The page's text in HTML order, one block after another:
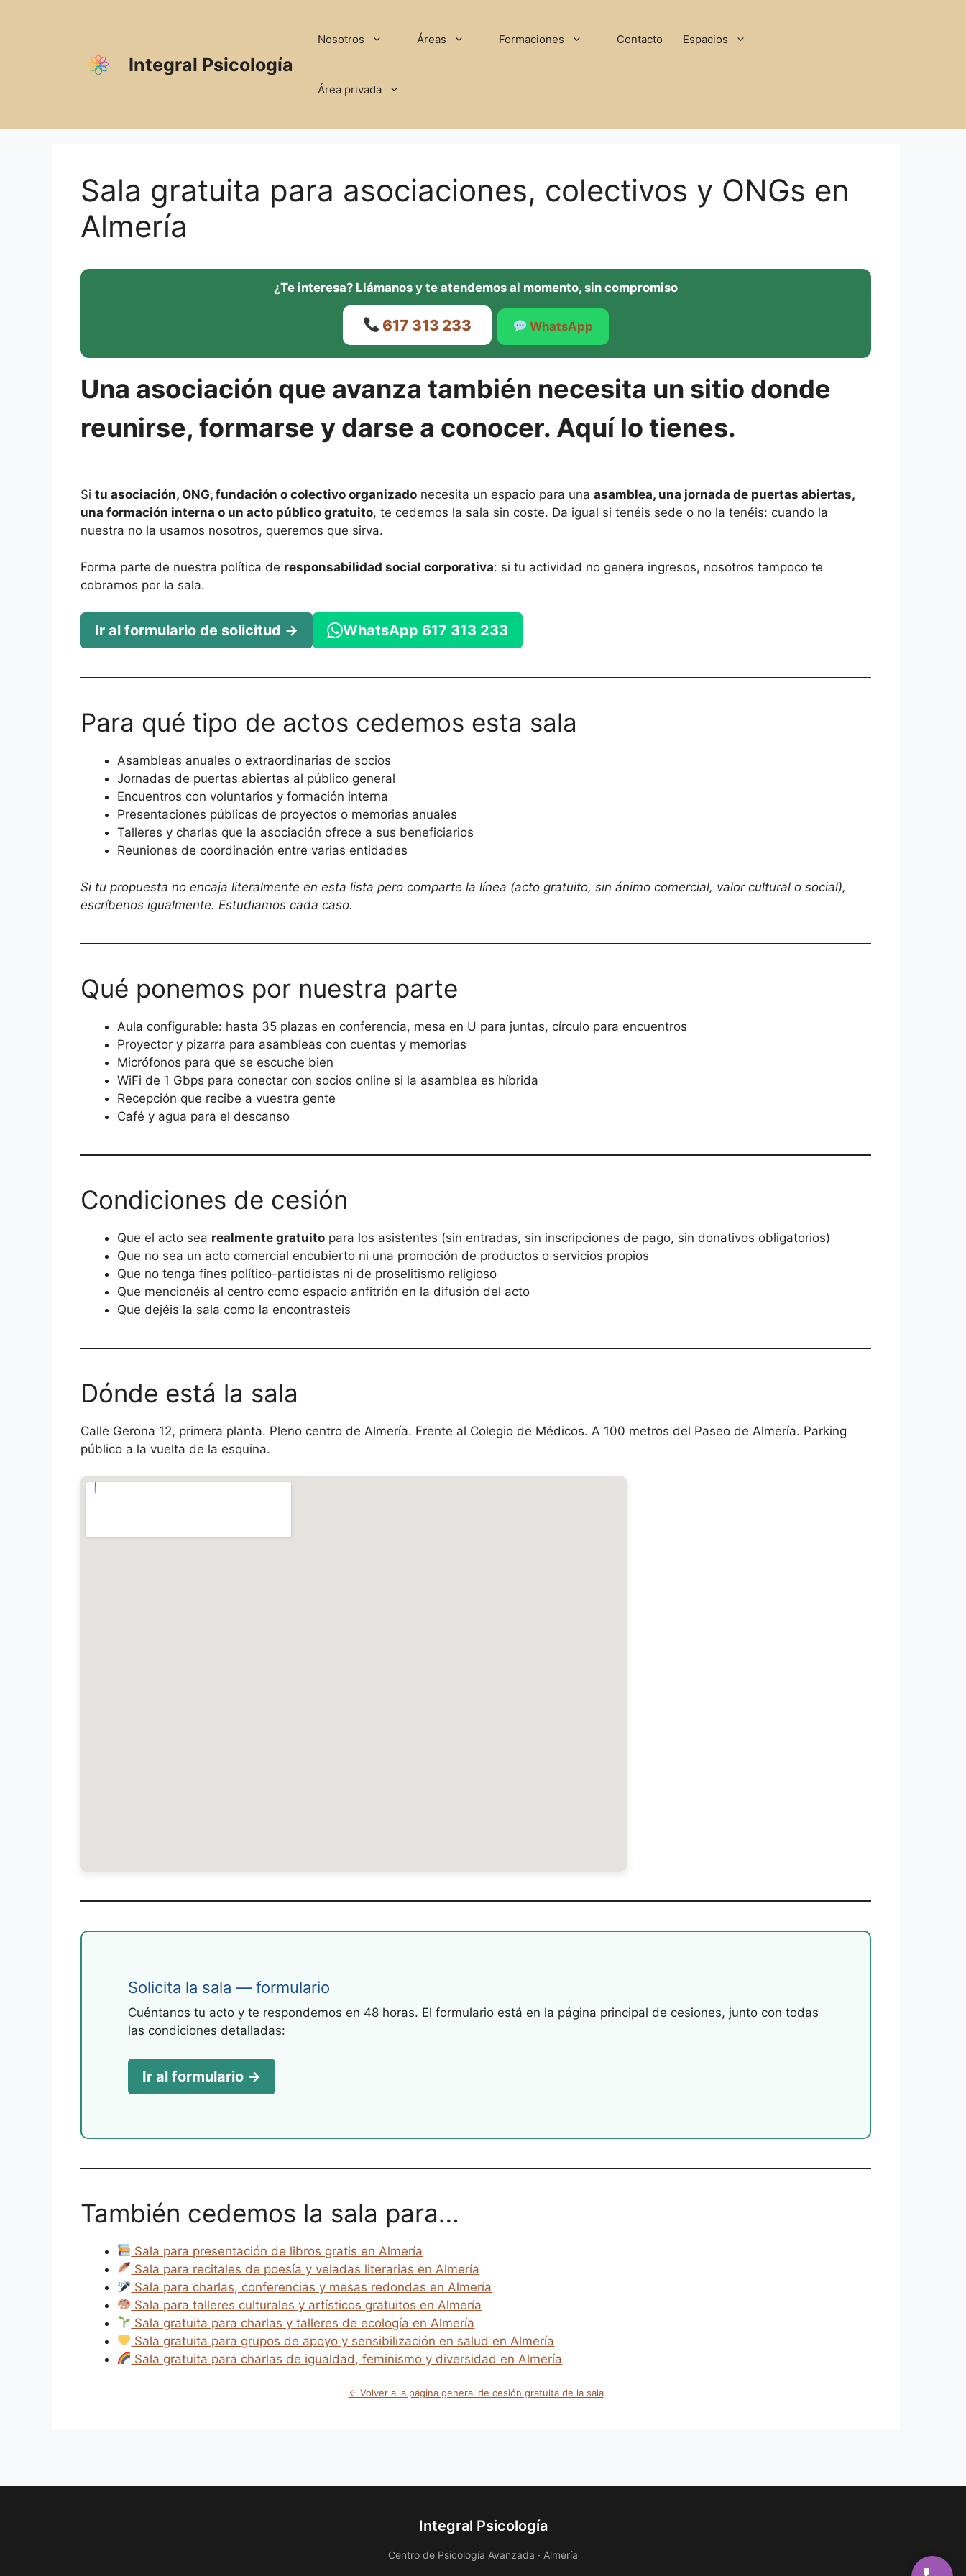
Integral Psicología
Nosotros Áreas Formaciones Contacto Espacios
Área privada
Sala gratuita para asociaciones, colectivos y ONGs en
Almería
¿Te interesa? Llámanos y te atendemos al momento, sin compromiso
617 313 233 WhatsApp
Una asociación que avanza también necesita un sitio donde
reunirse, formarse y darse a conocer. Aquí lo tienes.
Si tu asociación, ONG, fundación o colectivo organizado necesita un espacio para una asamblea, una jornada de puertas abiertas,
una formación interna o un acto público gratuito, te cedemos la sala sin coste. Da igual si tenéis sede o no la tenéis: cuando la
nuestra no la usamos nosotros, queremos que sirva.
Forma parte de nuestra política de responsabilidad social corporativa: si tu actividad no genera ingresos, nosotros tampoco te
cobramos por la sala.
Ir al formulario de solicitud → WhatsApp 617 313 233
Para qué tipo de actos cedemos esta sala
Asambleas anuales o extraordinarias de socios
Jornadas de puertas abiertas al público general
Encuentros con voluntarios y formación interna
Presentaciones públicas de proyectos o memorias anuales
Talleres y charlas que la asociación ofrece a sus beneficiarios
Reuniones de coordinación entre varias entidades
Si tu propuesta no encaja literalmente en esta lista pero comparte la línea (acto gratuito, sin ánimo comercial, valor cultural o social),
escríbenos igualmente. Estudiamos cada caso.
Qué ponemos por nuestra parte
Aula configurable: hasta 35 plazas en conferencia, mesa en U para juntas, círculo para encuentros
Proyector y pizarra para asambleas con cuentas y memorias
Micrófonos para que se escuche bien
WiFi de 1 Gbps para conectar con socios online si la asamblea es híbrida
Recepción que recibe a vuestra gente
Café y agua para el descanso
Condiciones de cesión
Que el acto sea realmente gratuito para los asistentes (sin entradas, sin inscripciones de pago, sin donativos obligatorios)
Que no sea un acto comercial encubierto ni una promoción de productos o servicios propios
Que no tenga fines político-partidistas ni de proselitismo religioso
Que mencionéis al centro como espacio anfitrión en la difusión del acto
Que dejéis la sala como la encontrasteis
Dónde está la sala
Calle Gerona 12, primera planta. Pleno centro de Almería. Frente al Colegio de Médicos. A 100 metros del Paseo de Almería. Parking
público a la vuelta de la esquina.
Solicita la sala — formulario
Cuéntanos tu acto y te respondemos en 48 horas. El formulario está en la página principal de cesiones, junto con todas
las condiciones detalladas:
Ir al formulario →
También cedemos la sala para…
Sala para presentación de libros gratis en Almería
Sala para recitales de poesía y veladas literarias en Almería
Sala para charlas, conferencias y mesas redondas en Almería
Sala para talleres culturales y artísticos gratuitos en Almería
Sala gratuita para charlas y talleres de ecología en Almería
Sala gratuita para grupos de apoyo y sensibilización en salud en Almería
Sala gratuita para charlas de igualdad, feminismo y diversidad en Almería
← Volver a la página general de cesión gratuita de la sala
Integral Psicología
Centro de Psicología Avanzada · Almería